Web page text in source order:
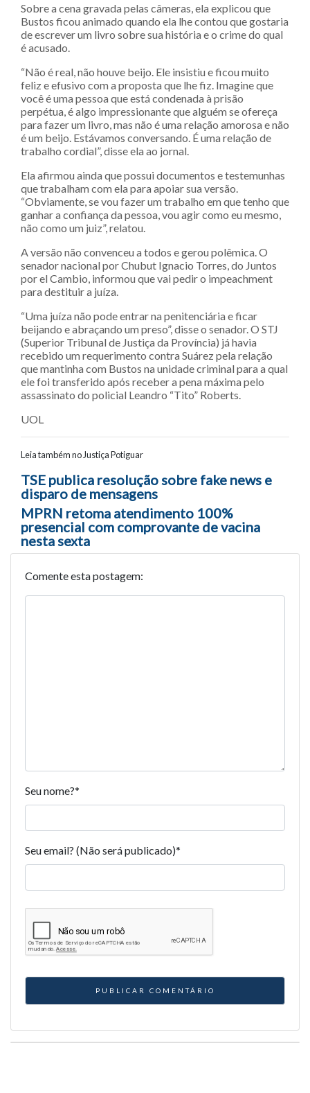
Sobre a cena gravada pelas câmeras, ela explicou que
Bustos ficou animado quando ela lhe contou que gostaria
de escrever um livro sobre sua história e o crime do qual
é acusado.
“Não é real, não houve beijo. Ele insistiu e ficou muito
feliz e efusivo com a proposta que lhe fiz. Imagine que
você é uma pessoa que está condenada à prisão
perpétua, é algo impressionante que alguém se ofereça
para fazer um livro, mas não é uma relação amorosa e não
é um beijo. Estávamos conversando. É uma relação de
trabalho cordial”, disse ela ao jornal.
Ela afirmou ainda que possui documentos e testemunhas
que trabalham com ela para apoiar sua versão.
“Obviamente, se vou fazer um trabalho em que tenho que
ganhar a confiança da pessoa, vou agir como eu mesmo,
não como um juiz”, relatou.
A versão não convenceu a todos e gerou polêmica. O
senador nacional por Chubut Ignacio Torres, do Juntos
por el Cambio, informou que vai pedir o impeachment
para destituir a juíza.
“Uma juíza não pode entrar na penitenciária e ficar
beijando e abraçando um preso”, disse o senador. O STJ
(Superior Tribunal de Justiça da Província) já havia
recebido um requerimento contra Suárez pela relação
que mantinha com Bustos na unidade criminal para a qual
ele foi transferido após receber a pena máxima pelo
assassinato do policial Leandro “Tito” Roberts.
UOL
Leia também no Justiça Potiguar
Navegação entre posts
TSE publica resolução sobre fake news e
disparo de mensagens
MPRN retoma atendimento 100%
presencial com comprovante de vacina
nesta sexta
Comente esta postagem:
Seu nome?*
Seu email? (Não será publicado)*